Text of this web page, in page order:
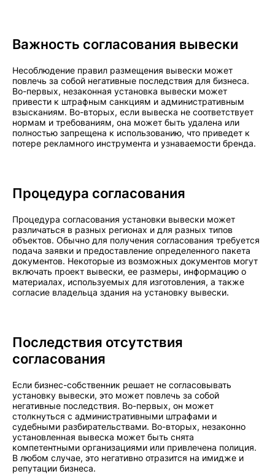
Важность согласования вывески
Несоблюдение правил размещения вывески может
повлечь за собой негативные последствия для бизнеса.
Во-первых, незаконная установка вывески может
привести к штрафным санкциям и административным
взысканиям. Во-вторых, если вывеска не соответствует
нормам и требованиям, она может быть удалена или
полностью запрещена к использованию, что приведет к
потере рекламного инструмента и узнаваемости бренда.
Процедура согласования
Процедура согласования установки вывески может
различаться в разных регионах и для разных типов
объектов. Обычно для получения согласования требуется
подача заявки и предоставление определенного пакета
документов. Некоторые из возможных документов могут
включать проект вывески, ее размеры, информацию о
материалах, используемых для изготовления, а также
согласие владельца здания на установку вывески.
Последствия отсутствия
согласования
Если бизнес-собственник решает не согласовывать
установку вывески, это может повлечь за собой
негативные последствия. Во-первых, он может
столкнуться с административными штрафами и
судебными разбирательствами. Во-вторых, незаконно
установленная вывеска может быть снята
компетентными организациями или привлечена полиция.
В любом случае, это негативно отразится на имидже и
репутации бизнеса.